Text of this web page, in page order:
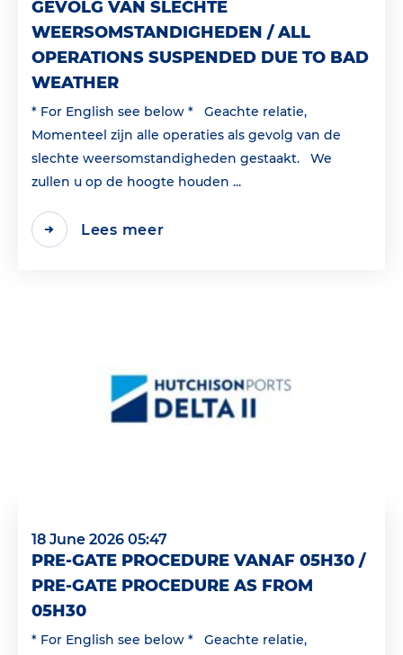
GEVOLG VAN SLECHTE
WEERSOMSTANDIGHEDEN / ALL
OPERATIONS SUSPENDED DUE TO BAD
WEATHER
* For English see below * Geachte relatie,
Momenteel zijn alle operaties als gevolg van de
slechte weersomstandigheden gestaakt. We
zullen u op de hoogte houden ...
Lees meer
18 June 2026 05:47
PRE-GATE PROCEDURE VANAF 05H30 /
PRE-GATE PROCEDURE AS FROM
05H30
* For English see below * Geachte relatie,